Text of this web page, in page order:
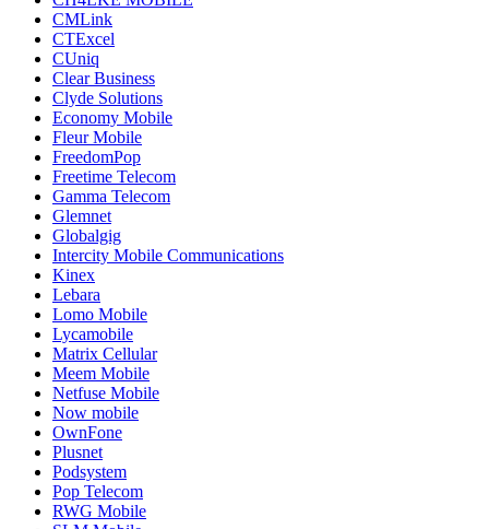
CMLink
CTExcel
CUniq
Clear Business
Clyde Solutions
Economy Mobile
Fleur Mobile
FreedomPop
Freetime Telecom
Gamma Telecom
Glemnet
Globalgig
Intercity Mobile Communications
Kinex
Lebara
Lomo Mobile
Lycamobile
Matrix Cellular
Meem Mobile
Netfuse Mobile
Now mobile
OwnFone
Plusnet
Podsystem
Pop Telecom
RWG Mobile